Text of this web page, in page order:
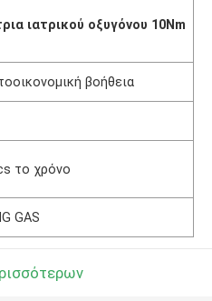
ιατρικού οξυγόνου 10Nm
βοήθεια
το χρόνο
GAS